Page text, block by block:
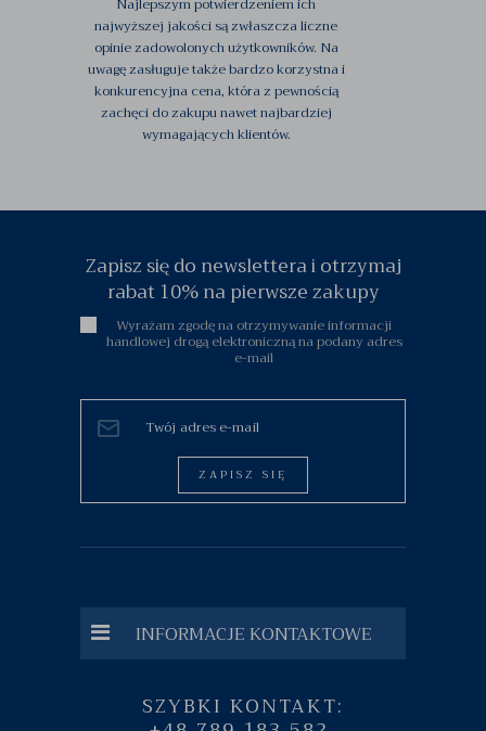
Najlepszym potwierdzeniem ich
najwyższej jakości są zwłaszcza liczne
opinie zadowolonych użytkowników. Na
uwagę zasługuje także bardzo korzystna i
konkurencyjna cena, która z pewnością
zachęci do zakupu nawet najbardziej
wymagających klientów.
Zapisz się do newslettera i otrzymaj
rabat 10% na pierwsze zakupy
Wyrażam zgodę na otrzymywanie informacji
handlowej drogą elektroniczną na podany adres
e-mail
ZAPISZ SIĘ
INFORMACJE KONTAKTOWE
SZYBKI KONTAKT: